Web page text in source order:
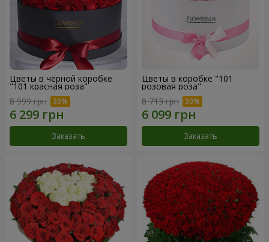
Цветы в чёрной коробке
"101 красная роза"
8 999 грн
Заказать
Цветы в коробке "101
розовая роза"
8 713 грн
Заказать